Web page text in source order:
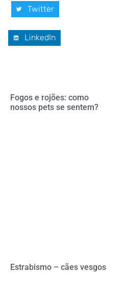
Twitter
LinkedIn
Fogos e rojões: como
nossos pets se sentem?
Estrabismo – cães vesgos